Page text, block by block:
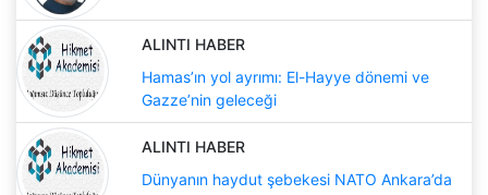
ALINTI HABER
Hamas’ın yol ayrımı: El-Hayye dönemi ve
Gazze’nin geleceği
ALINTI HABER
Dünyanın haydut şebekesi NATO Ankara’da